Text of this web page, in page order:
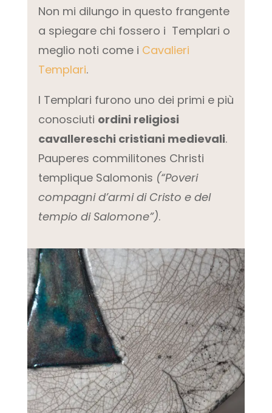
Non mi dilungo in questo frangente
a spiegare chi fossero i Templari o
meglio noti come i Cavalieri
Templari.
I Templari furono uno dei primi e più
conosciuti ordini religiosi
cavallereschi cristiani medievali.
Pauperes commilitones Christi
templique Salomonis (“Poveri
compagni d’armi di Cristo e del
tempio di Salomone”).